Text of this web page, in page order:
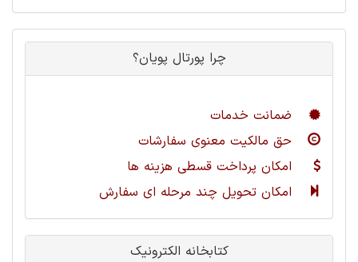
چرا پورتال پویان؟
ضمانت خدمات
حق مالکیت معنوی سفارشات
امکان پرداخت قسطی هزینه ها
امکان تحویل چند مرحله ای سفارش
کتابخانه الکترونیک